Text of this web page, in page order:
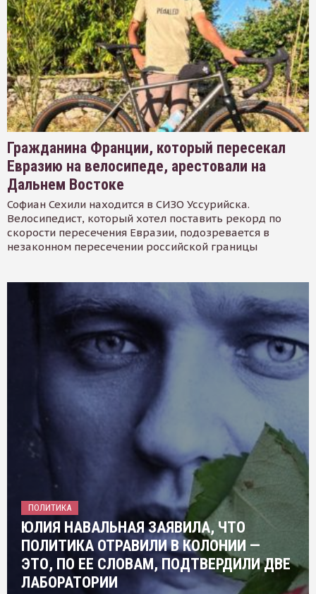
Гражданина Франции, который пересекал
Евразию на велосипеде, арестовали на
Дальнем Востоке
Софиан Сехили находится в СИЗО Уссурийска.
Велосипедист, который хотел поставить рекорд по
скорости пересечения Евразии, подозревается в
незаконном пересечении российской границы
ПОЛИТИКА
ЮЛИЯ НАВАЛЬНАЯ ЗАЯВИЛА, ЧТО
ПОЛИТИКА ОТРАВИЛИ В КОЛОНИИ —
ЭТО, ПО ЕЕ СЛОВАМ, ПОДТВЕРДИЛИ ДВЕ
ЛАБОРАТОРИИ